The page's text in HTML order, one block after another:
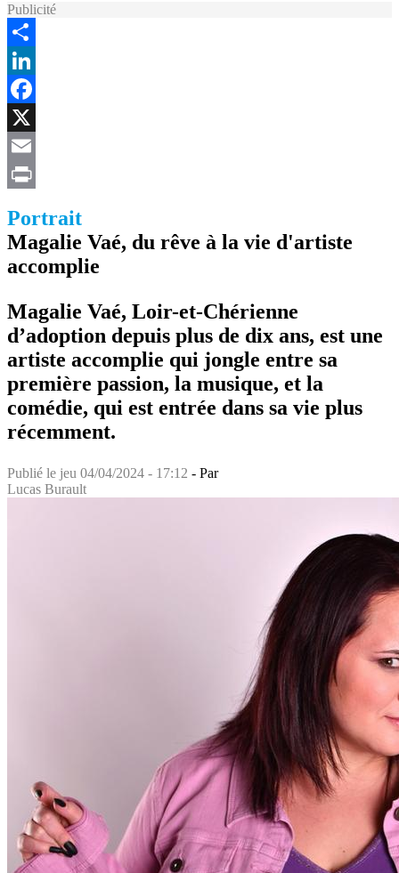
Publicité
Share
LinkedIn
Facebook
X
Email
Portrait
Magalie Vaé, du rêve à la vie d'artiste
accomplie
Magalie Vaé, Loir-et-Chérienne
d’adoption depuis plus de dix ans, est une
artiste accomplie qui jongle entre sa
première passion, la musique, et la
comédie, qui est entrée dans sa vie plus
récemment.
Publié le jeu 04/04/2024 - 17:12 - Par
Lucas Burault